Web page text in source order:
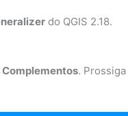
do QGIS 2.18.
Complementos.